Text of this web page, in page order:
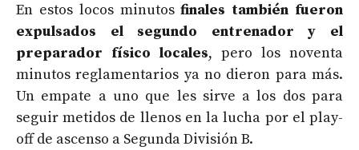
En estos locos minutosfinales también fueron
expulsados el segundo entrenador y el
preparador físico locales, pero los noventa
minutos reglamentarios ya no dieron para más.
Un empate a uno que les sirve a los dos para
seguir metidos de llenos en la lucha por el play-
off de ascenso a Segunda División B.